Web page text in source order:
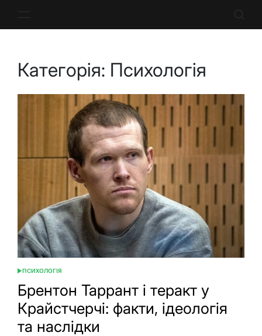
Категорія: Психологія
ОПУБЛІКУВАТИ
ПСИХОЛОГІЯ
Брентон Таррант і теракт у
Крайстчерчі: факти, ідеологія
та наслідки